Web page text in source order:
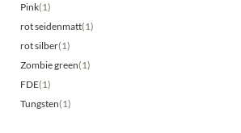
Pink(1)
rot seidenmatt(1)
rot silber(1)
Zombie green(1)
FDE(1)
Tungsten(1)